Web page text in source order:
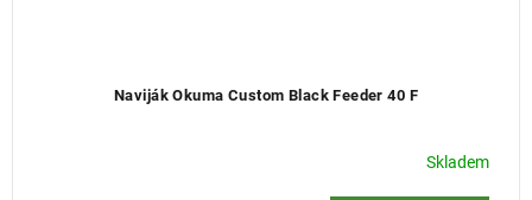
Naviják Okuma Custom Black Feeder 40 F
Skladem